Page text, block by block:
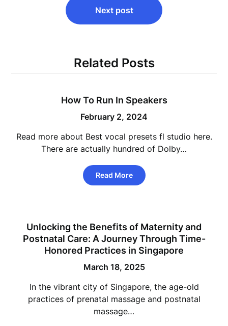
Next post
Related Posts
How To Run In Speakers
February 2, 2024
Read more about Best vocal presets fl studio here.
There are actually hundred of Dolby…
Read More
Unlocking the Benefits of Maternity and
Postnatal Care: A Journey Through Time-
Honored Practices in Singapore
March 18, 2025
In the vibrant city of Singapore, the age-old
practices of prenatal massage and postnatal
massage…